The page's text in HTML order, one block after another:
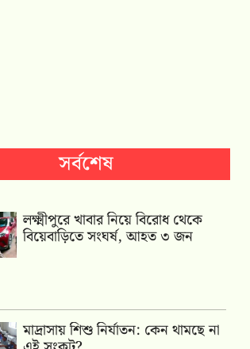
সর্বশেষ
লক্ষ্মীপুরে খাবার নিয়ে বিরোধ থেকে
বিয়েবাড়িতে সংঘর্ষ, আহত ৩ জন
মাদ্রাসায় শিশু নির্যাতন: কেন থামছে না